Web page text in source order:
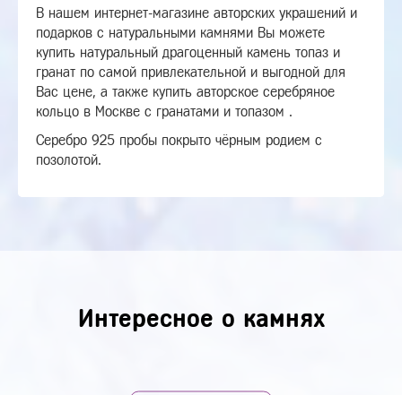
В нашем интернет-магазине авторских украшений и
подарков с натуральными камнями Вы можете
купить натуральный драгоценный камень топаз и
гранат по самой привлекательной и выгодной для
Вас цене, а также купить авторское серебряное
кольцо в Москве с гранатами и топазом .
Серебро 925 пробы покрыто чёрным родием с
позолотой.
Интересное о камнях